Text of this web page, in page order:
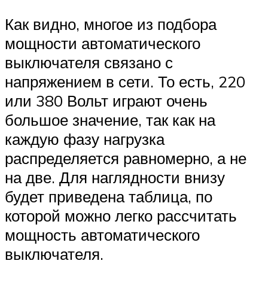
Как видно, многое из подбора
мощности автоматического
выключателя связано с
напряжением в сети. То есть, 220
или 380 Вольт играют очень
большое значение, так как на
каждую фазу нагрузка
распределяется равномерно, а не
на две. Для наглядности внизу
будет приведена таблица, по
которой можно легко рассчитать
мощность автоматического
выключателя.